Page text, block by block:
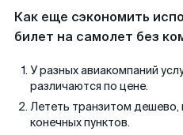
Как еще сэкономить
билет на самолет без
У разных авиакомпаний
различаются по цене.
Лететь транзитом дешево,
конечных пунктов.